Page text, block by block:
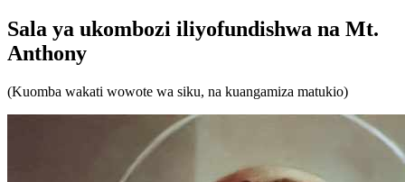
Sala ya ukombozi iliyofundishwa na Mt.
Anthony
(Kuomba wakati wowote wa siku, na kuangamiza matukio)